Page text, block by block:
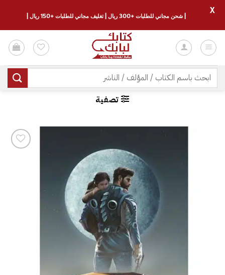
للمحتوى
البحث
عن:
تصفية
| شحن مجاني للطلبات +300 ريال | تغليف مجاني للطلبات +150 ريال |
X